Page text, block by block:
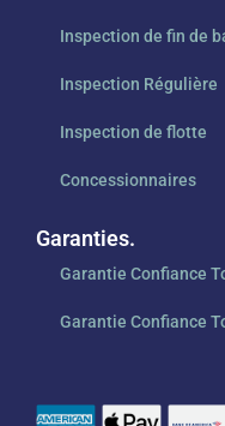
Inspection de fin de
Inspection Régulière
Inspection de flotte
Concessionnaires
Garanties.
Garantie Confiance
Garantie Confiance